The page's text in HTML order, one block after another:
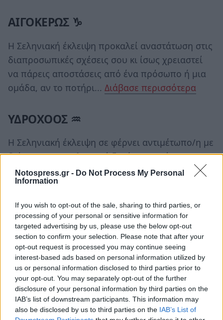
Notospress.gr - Do Not Process My Personal
Information
If you wish to opt-out of the sale, sharing to third parties, or
processing of your personal or sensitive information for
targeted advertising by us, please use the below opt-out
section to confirm your selection. Please note that after your
opt-out request is processed you may continue seeing
interest-based ads based on personal information utilized by
us or personal information disclosed to third parties prior to
your opt-out. You may separately opt-out of the further
disclosure of your personal information by third parties on the
IAB’s list of downstream participants. This information may
also be disclosed by us to third parties on the IAB’s List of
ΑΙΓΟΚΕΡΩΣ ♑
Η Σεληνιακή έκλειψη προκαλεί αναστάτωση στις
διαπροσωπικές σχέσεις σου κι ίσως χρειαστεί
να πάρεις αποστάσεις από ένα πρόσωπο ή μια
ομάδα, αν το ποτήρι... Διάβασε περισσότερα
ΥΔΡΟΧΟΟΣ ♒
Η Σεληνιακή έκλειψη σε φέρνει αντιμέτωπο/η με
διάφορα επαγγελματικά ζητήματα κι όπως κι αν
λειτουργήσεις, τελικά δεν θα έχεις το
αποτέλεσμα που επιδιώκεις. Επιπλέον...
ΙΧΘΥΕΣ ♓
Η Σεληνιακή έκλειψη θα ζορίσει την
καθημερινότητά σου, με διάφορα περιστατικά
και συμπεριφορές, ενώ δεν αποκλείεται και μια
ξαφνική, αρνητική τροπή μιας...Διάβασε
περισσότερα